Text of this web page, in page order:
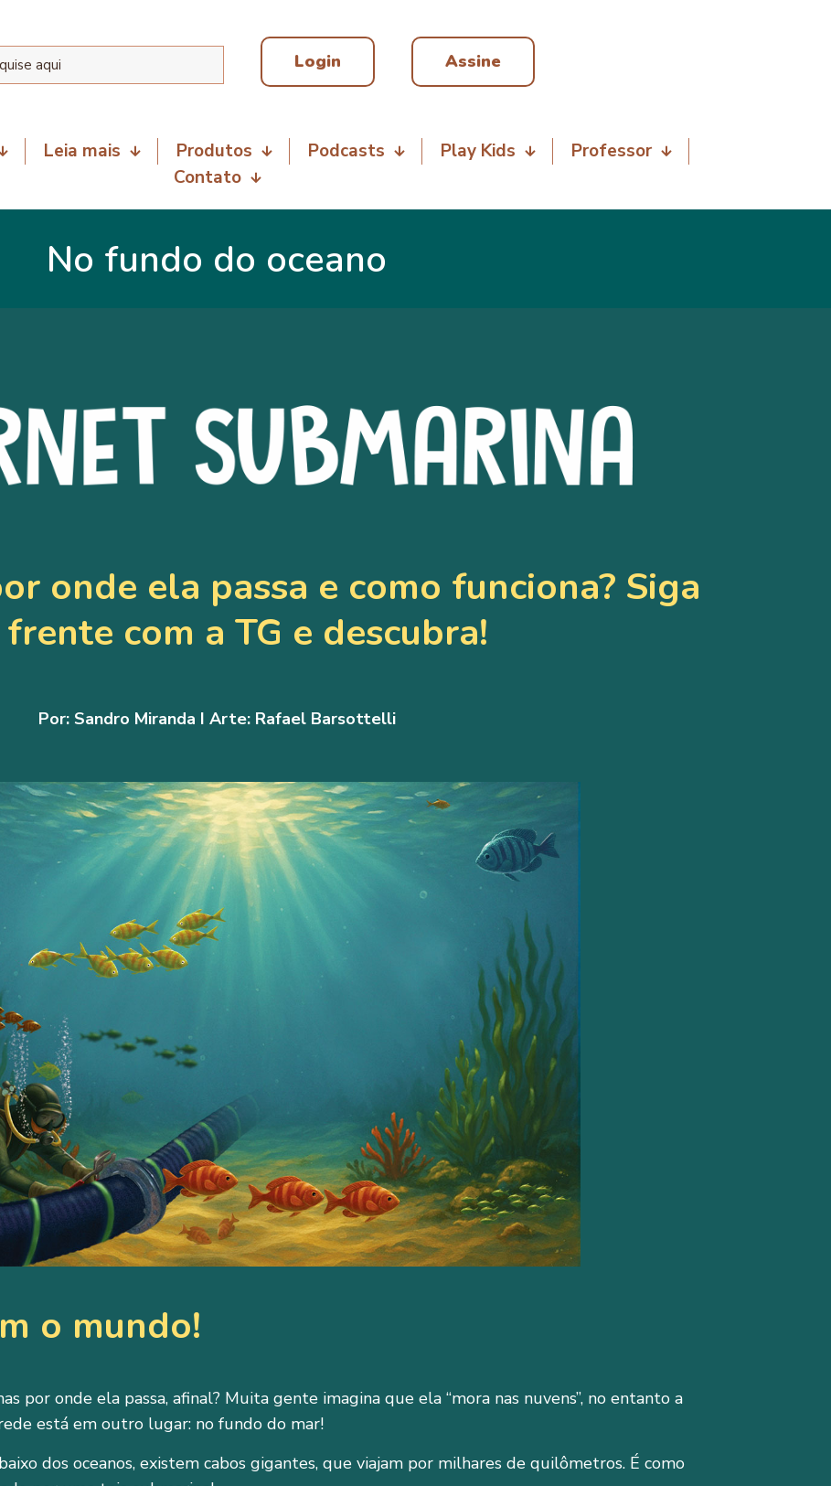
Login Assine
Leia mais Produtos Podcasts Play Kids
Professor
Contato
No fundo do oceano
onde ela passa e como funciona? Siga
com a TG e descubra!
Por: Sandro Miranda I Arte: Rafael Barsottelli
o mundo!
por onde ela passa, afinal? Muita gente imagina que ela “mora nas nuvens”, no entanto a
está em outro lugar: no fundo do mar!
dos oceanos, existem cabos gigantes, que viajam por milhares de quilômetros. É como